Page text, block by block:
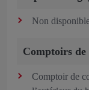
Non
Comptoirs de
Comptoir de